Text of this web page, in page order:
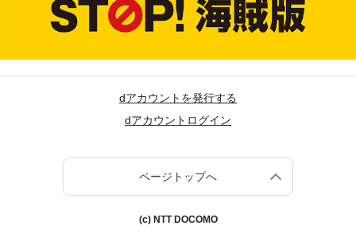
dアカウントを発行する
dアカウントログイン
ページトップへ
(c) NTT DOCOMO